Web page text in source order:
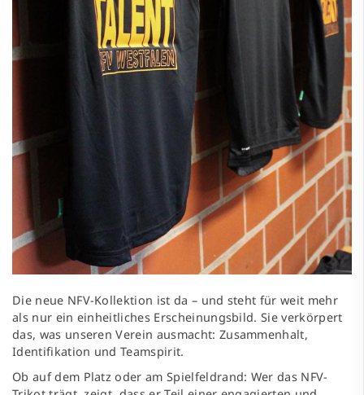
Die neue NFV-Kollektion ist da – und steht für weit mehr
als nur ein einheitliches Erscheinungsbild. Sie verkörpert
das, was unseren Verein ausmacht: Zusammenhalt,
Identifikation und Teamspirit.
Ob auf dem Platz oder am Spielfeldrand: Wer das NFV-